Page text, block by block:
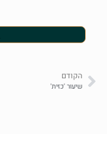
הקודם
שיעור 'כזית'